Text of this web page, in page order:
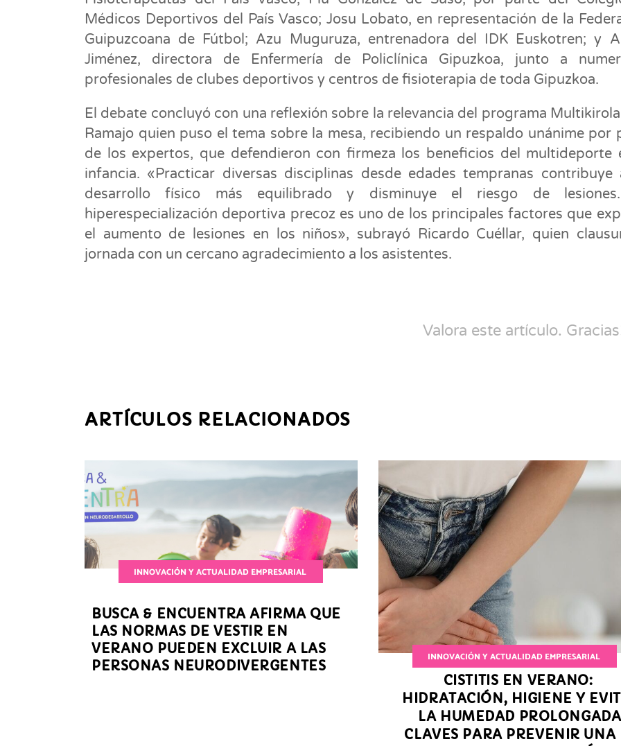
Médicos Deportivos del País Vasco; Josu Lobato, en representación de la
Guipuzcoana de Fútbol; Azu Muguruza, entrenadora del IDK Euskotren; y
Jiménez, directora de Enfermería de Policlínica Gipuzkoa, junto a
profesionales de clubes deportivos y centros de fisioterapia de toda Gipuzkoa.
El debate concluyó con una reflexión sobre la relevancia del programa
Ramajo quien puso el tema sobre la mesa, recibiendo un respaldo unánime por
de los expertos, que defendieron con firmeza los beneficios del multideporte
infancia. «Practicar diversas disciplinas desde edades tempranas contribuye
desarrollo físico más equilibrado y disminuye el riesgo de
hiperespecialización deportiva precoz es uno de los principales factores que
el aumento de lesiones en los niños», subrayó Ricardo Cuéllar, quien
jornada con un cercano agradecimiento a los asistentes.
Valora este artículo.
ARTÍCULOS RELACIONADOS
INNOVACIÓN Y ACTUALIDAD EMPRESARIAL
BUSCA & ENCUENTRA AFIRMA QUE
LAS NORMAS DE VESTIR EN
VERANO PUEDEN EXCLUIR A LAS
PERSONAS NEURODIVERGENTES
INNOVACIÓN Y ACTUALIDAD EMPRESARIAL
CISTITIS EN VERANO:
HIDRATACIÓN, HIGIENE Y
LA HUMEDAD
CLAVES PARA PREVENIR UNA